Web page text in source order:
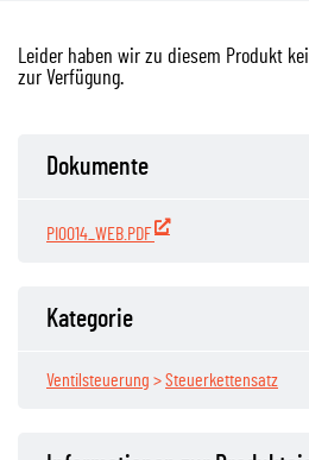
Leider haben wir zu diesem Produkt
zur Verfügung.
Dokumente
PI0014_WEB.PDF
Kategorie
Ventilsteuerung >Steuerkettensatz